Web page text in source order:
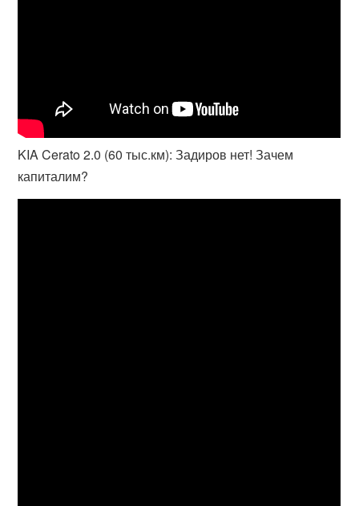
KIA Cerato 2.0 (60 тыс.км): Задиров нет! Зачем
капиталим?